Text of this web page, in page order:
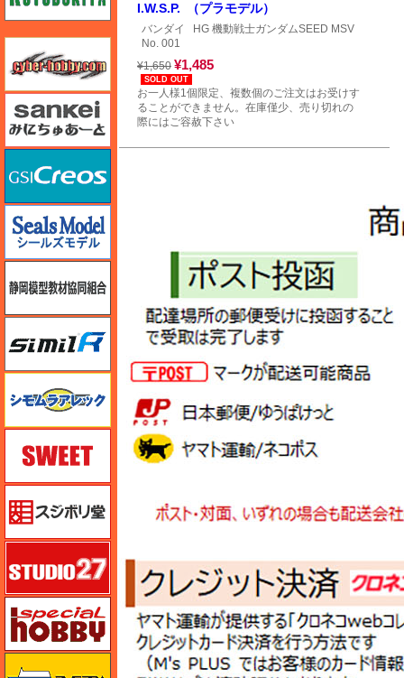
I.W.S.P. （プラモデル）
バンダイ
HG 機動戦士ガンダムSEED MSV
No. 001
¥1,650 ¥1,485
SOLD OUT
お一人様1個限定、複数個のご注文はお受けす
ることができません。在庫僅少、売り切れの
際にはご容赦下さい
サイバーホビー
さんけい みにちゅあーと
静岡模型協同組合
シミラー（similR）
シモムラアレック
スイート（SWEET）
スペシャルホビー
ズベズダ（Zvezda）